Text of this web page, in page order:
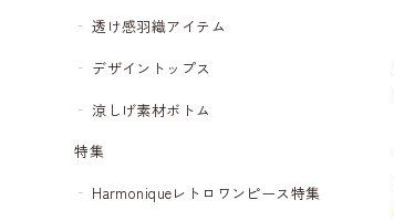
透け感羽織アイテム
デザイントップス
涼しげ素材ボトム
特集
Harmoniqueレトロワンピース特集